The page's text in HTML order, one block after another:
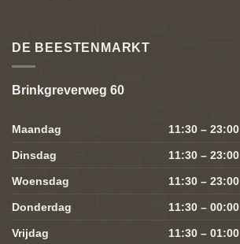
DE BEESTENMARKT
Brinkgreverweg 60
Maandag 11:30 – 23:00
Dinsdag 11:30 – 23:00
Woensdag 11:30 – 23:00
Donderdag 11:30 – 00:00
Vrijdag 11:30 – 01:00